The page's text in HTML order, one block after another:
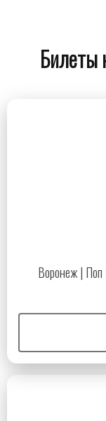
Билеты
Воронеж |